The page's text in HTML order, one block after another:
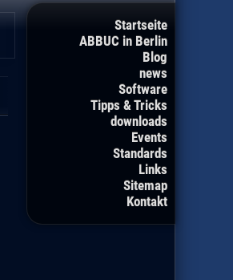
Startseite
ABBUC in Berlin
Blog
news
Software
Tipps & Tricks
downloads
Events
Standards
Links
Sitemap
Kontakt